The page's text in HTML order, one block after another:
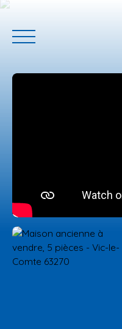
ACCUEIL ACHETER
Estimation